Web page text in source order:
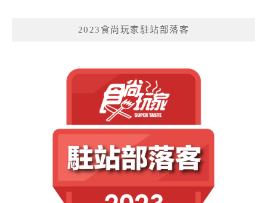
2023食尚玩家駐站部落客